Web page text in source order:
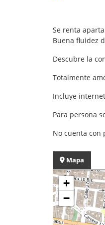
Se renta
Buena fluidez
Descubre la
Totalmente
Incluye internet
Para persona
No cuenta con
Mapa
+
−